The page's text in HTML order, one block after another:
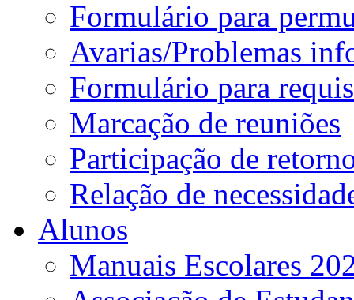
Formulário para
Avarias/Problemas
Formulário para
Marcação de reuniões
Participação de
Relação de
Alunos
Manuais Escolares